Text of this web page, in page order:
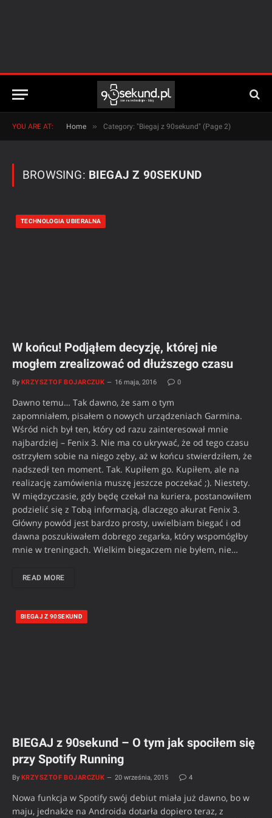
YOU ARE AT: Home » Category: "Biegaj z 90sekund" (Page 2)
BROWSING: BIEGAJ Z 90SEKUND
TECHNOLOGIA UBIERALNA
W końcu! Podjąłem decyzję, której nie
mogłem zrealizować od dłuższego czasu
By KRZYSZTOF BOJARCZUK 16 maja, 2016 0
Dawno temu… Tak dawno, że sam o tym
zapomniałem, pisałem o nowych urządzeniach Garmina.
Wśród nich był ten, który od razu zainteresował mnie
najbardziej – Fenix 3. Nie ma co ukrywać, że od tego czasu
ostrzyłem sobie na niego zęby, aż w końcu stwierdziłem, że
nadszedł ten moment. Tak. Kupiłem go. Kupiłem, ale na
realizację zamówienia muszę jeszcze poczekać ;). Niestety.
W międzyczasie, gdy będę czekał na kuriera, postanowiłem
podzielić się z Tobą informacją, dlaczego akurat Fenix 3.
Główny powód jest bardzo prosty, uwielbiam biegać i od
dawna poszukiwałem dobrego zegarka, który wspomógłby
mnie w treningach. Wielkim biegaczem nie byłem, nie…
READ MORE
BIEGAJ Z 90SEKUND
BIEGAJ z 90sekund – O tym jak spociłem się
przy Spotify Running
By KRZYSZTOF BOJARCZUK 20 września, 2015 4
Nowa funkcja w Spotify swój debiut miała już dawno, bo w
maju, jednakże na Androida dotarła dopiero teraz, z